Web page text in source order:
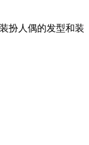
扮人偶的发型和装